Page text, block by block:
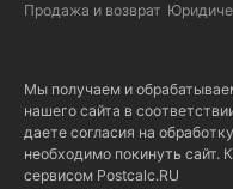
Продажа и возврат
Мы получаем и
нашего сайта в
даете согласия на
необходимо покинуть сайт.
сервисом Postcalc.RU